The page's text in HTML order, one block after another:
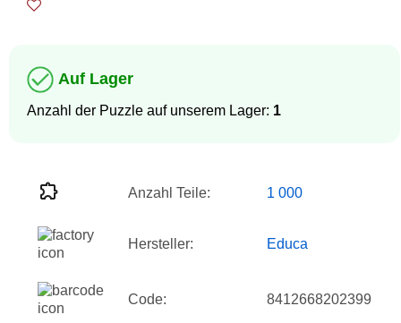
Auf Lager
Anzahl der Puzzle auf unserem Lager: 1
Anzahl Teile: 1 000
Hersteller: Educa
Code: 8412668202399